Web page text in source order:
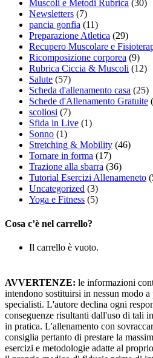
Muscoli e Metodi Rubrica (30)
Newsletters (7)
pancia gonfia (11)
Preparazione Atletica (29)
Recupero Muscolare e
Ricomposizione corporea (9)
Rubrica Ciccia & Muscoli (12)
Salute (57)
Scheda d'allenamento casa (25)
Schede d'Allenamento Gratuite
scoliosi (7)
Sfida in Live (1)
Sonno (1)
Stretching & Mobility (46)
Tornare in forma (17)
Trazione alla sbarra (36)
Tutorial Esercizi Allenameneto
Uncategorized (3)
Yoga e Fitness (5)
Cosa c’è nel carrello?
Il carrello è vuoto.
AVVERTENZE: le informazioni
intendono sostituirsi in nessun modo
specialisti. L'autore declina ogni
conseguenze risultanti dall'uso di tali
in pratica. L'allenamento con
consiglia pertanto di prestare la
esercizi e metodologie adatte al